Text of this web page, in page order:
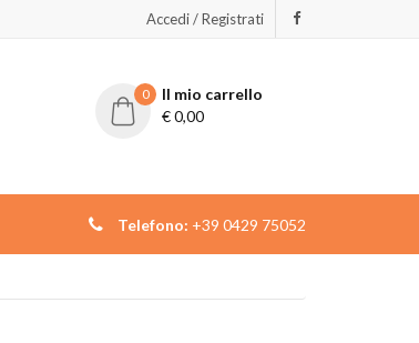
Accedi / Registrati
0
Il mio carrello
€0,00
Telefono: +39 0429 75052